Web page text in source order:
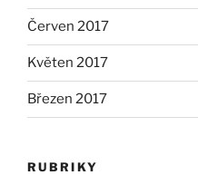
Červen 2017
Květen 2017
Březen 2017
RUBRIKY